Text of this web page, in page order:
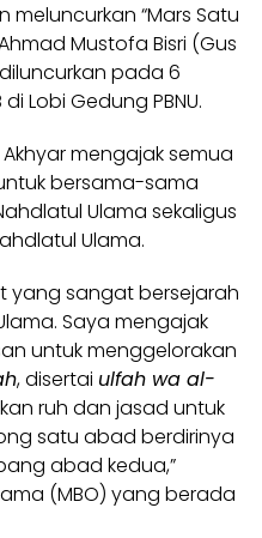
meluncurkan “Mars Satu
Mustofa Bisri (Gus
pada 6
Lobi Gedung PBNU.
mengajak semua
bersama-sama
Ulama sekaligus
Ulama.
yang sangat bersejarah
Saya mengajak
untuk menggelorakan
, disertai ulfah wa al-
ruh dan jasad untuk
satu abad berdirinya
abad kedua,”
(MBO) yang berada